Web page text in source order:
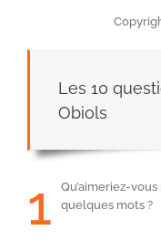
Les 10
Obiols
1
Qu’aimeriez-
quelques mots ?